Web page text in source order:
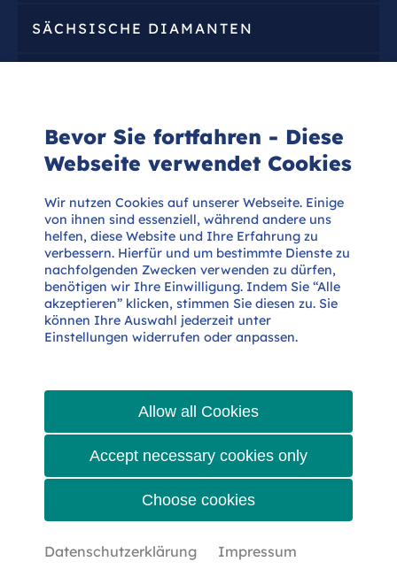
SÄCHSISCHE DIAMANTEN
 


PRIVACY IMPRINT TERMS
© LH-Plastics GmbH 2026
Cookie Einstellungen
Bevor Sie fortfahren - Diese
Webseite verwendet Cookies
Wir nutzen Cookies auf unserer Webseite. Einige
von ihnen sind essenziell, während andere uns
helfen, diese Website und Ihre Erfahrung zu
verbessern. Hierfür und um bestimmte Dienste zu
nachfolgenden Zwecken verwenden zu dürfen,
benötigen wir Ihre Einwilligung. Indem Sie “Alle
akzeptieren” klicken, stimmen Sie diesen zu. Sie
können Ihre Auswahl jederzeit unter
Einstellungen widerrufen oder anpassen.
Allow all Cookies
Accept necessary cookies only
Choose cookies
Datenschutzerklärung Impressum